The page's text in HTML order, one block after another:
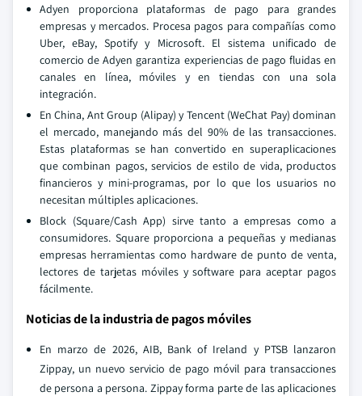
Adyen proporciona plataformas de pago para grandes
empresas y mercados. Procesa pagos para compañías como
Uber, eBay, Spotify y Microsoft. El sistema unificado de
comercio de Adyen garantiza experiencias de pago fluidas en
canales en línea, móviles y en tiendas con una sola
integración.
En China, Ant Group (Alipay) y Tencent (WeChat Pay) dominan
el mercado, manejando más del 90% de las transacciones.
Estas plataformas se han convertido en superaplicaciones
que combinan pagos, servicios de estilo de vida, productos
financieros y mini-programas, por lo que los usuarios no
necesitan múltiples aplicaciones.
Block (Square/Cash App) sirve tanto a empresas como a
consumidores. Square proporciona a pequeñas y medianas
empresas herramientas como hardware de punto de venta,
lectores de tarjetas móviles y software para aceptar pagos
fácilmente.
Noticias de la industria de pagos móviles
En marzo de 2026, AIB, Bank of Ireland y PTSB lanzaron
Zippay, un nuevo servicio de pago móvil para transacciones
de persona a persona. Zippay forma parte de las aplicaciones